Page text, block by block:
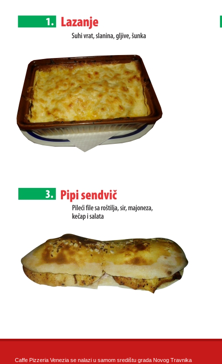
Caffe Pizzeria Venezia se nalazi u samom središtu grada Novog Travnika